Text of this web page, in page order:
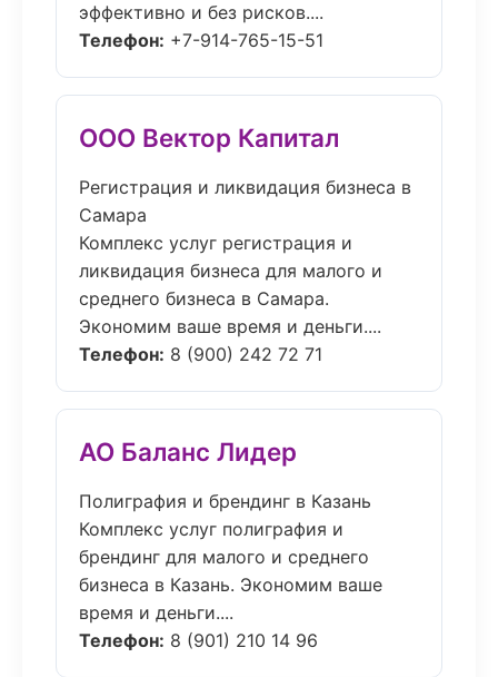
эффективно и без рисков....
Телефон: +7-914-765-15-51
ООО Вектор Капитал
Регистрация и ликвидация бизнеса в
Самара
Комплекс услуг регистрация и
ликвидация бизнеса для малого и
среднего бизнеса в Самара.
Экономим ваше время и деньги....
Телефон: 8 (900) 242 72 71
АО Баланс Лидер
Полиграфия и брендинг в Казань
Комплекс услуг полиграфия и
брендинг для малого и среднего
бизнеса в Казань. Экономим ваше
время и деньги....
Телефон: 8 (901) 210 14 96